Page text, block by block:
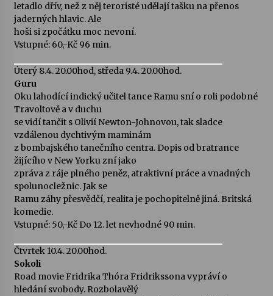
Petr Adamec – Malovaný svět
letadlo dřív, než z něj teroristé udělají tašku na přenos
jaderných hlavic. Ale
hoši si zpočátku moc nevoní.
Vstupné: 60,-Kč 96 min.
Úterý 8.4. 20.00hod, středa 9.4. 20.00hod.
Guru
Oku lahodící indický učitel tance Ramu sní o roli podobné
Travoltově a v duchu
se vidí tančit s Olivií Newton-Johnovou, tak sladce
vzdálenou dychtivým maminám
z bombajského tanečního centra. Dopis od bratrance
žijícího v New Yorku zní jako
zpráva z ráje plného peněz, atraktivní práce a vnadných
spolunocležnic. Jak se
Ramu záhy přesvědčí, realita je pochopitelně jiná. Britská
komedie.
Vstupné: 50,-Kč Do 12. let nevhodné 90 min.
Čtvrtek 10.4. 20.00hod.
Sokoli
Road movie Fridrika Thóra Fridrikssona vypráví o
hledání svobody. Rozbolavělý